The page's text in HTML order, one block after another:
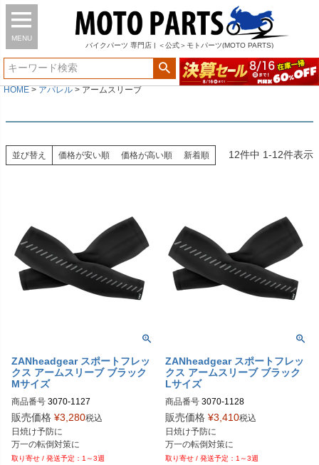
MENU
バイク パーツ 専門店 | ＜公式＞モトパーツ(MOTO PARTS)
HOME アパレル アームスリーブ
並び替え 価格が安い順 価格が高い順 新着順 12件中 1-12件表示
ZANheadgear スポートフレッ
クス アームスリーブ ブラック
Mサイズ
商品番号 3070-1127
M型番：AL114RMD
ZANheadgear（ZANヘッドギア）
販売価格 ¥3,280税込
日焼け予防に
万一の転倒対策に
1～3週
ZANheadgear スポートフレッ
クス アームスリーブ ブラック
Lサイズ
商品番号 3070-1128
M型番：AL114RLG
ZANheadgear（ZANヘッドギア）
販売価格 ¥3,410税込
日焼け予防に
万一の転倒対策に
1～3週